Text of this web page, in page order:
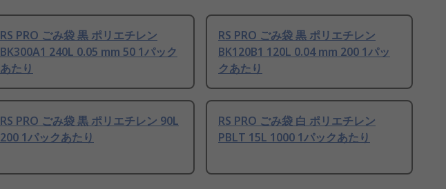
RS PRO ごみ袋 黒 ポリエチレン
BK300A1 240L 0.05 mm 50 1パック
あたり
RS PRO ごみ袋 黒 ポリエチレン
BK120B1 120L 0.04 mm 200 1パッ
クあたり
RS PRO ごみ袋 黒 ポリエチレン 90L
200 1パックあたり
RS PRO ごみ袋 白 ポリエチレン
PBLT 15L 1000 1パックあたり